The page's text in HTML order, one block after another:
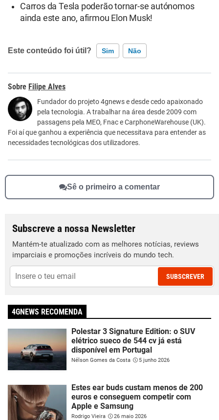
Carros da Tesla poderão tornar-se autónomos
ainda este ano, afirmou Elon Musk!
Este conteúdo foi útil? Sim Não
Este conteúdo contém informação incorreta
Este conteúdo não tem a informação que procuro
Outro
Filipe Alves
Fundador do projeto 4gnews e desde cedo apaixonado
pela tecnologia. A trabalhar na área desde 2009 com
passagens pela MEO, Fnac e CarphoneWarehouse (UK).
Foi aí que ganhou a experiência que necessitava para entender as
necessidades tecnológicas dos utilizadores.
Sê o primeiro a comentar
Subscreve a nossa Newsletter
Mantém-te atualizado com as melhores notícias, reviews
imparciais e promoções incríveis do mundo tech.
SUBSCREVER
4GNEWS RECOMENDA
Polestar 3 Signature Edition: o SUV
elétrico sueco de 544 cv já está
disponível em Portugal
Nélson Gomes da Costa 5 junho 2026
Estes ear buds custam menos de 200
euros e conseguem competir com
Apple e Samsung
Rodrigo Vieira 26 maio 2026